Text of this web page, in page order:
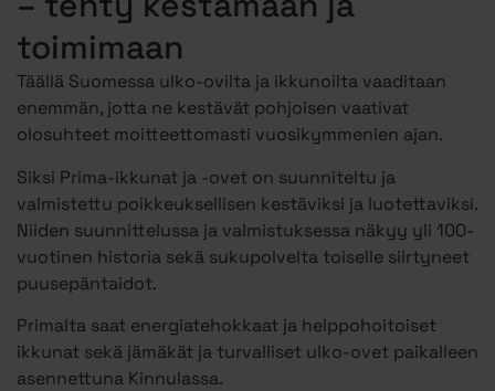
toimimaan
Täällä Suomessa ulko-ovilta ja ikkunoilta vaaditaan
enemmän, jotta ne kestävät pohjoisen vaativat
olosuhteet moitteettomasti vuosikymmenien ajan.
Siksi Prima-ikkunat ja -ovet on suunniteltu ja
valmistettu poikkeuksellisen kestäviksi ja luotettaviksi.
Niiden suunnittelussa ja valmistuksessa näkyy yli 100-
vuotinen historia sekä sukupolvelta toiselle siirtyneet
puusepäntaidot.
Primalta saat energiatehokkaat ja helppohoitoiset
ikkunat sekä jämäkät ja turvalliset ulko-ovet paikalleen
asennettuna Kinnulassa.